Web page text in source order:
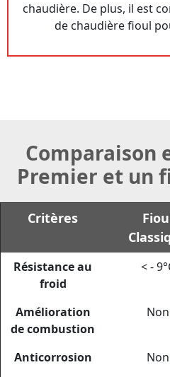
chaudière. De plus, il est
de chaudière fioul
Comparaison
Premier et un
Critères
Résistance au
froid
< -
Amélioration
de combustion
Non
Anticorrosion Non